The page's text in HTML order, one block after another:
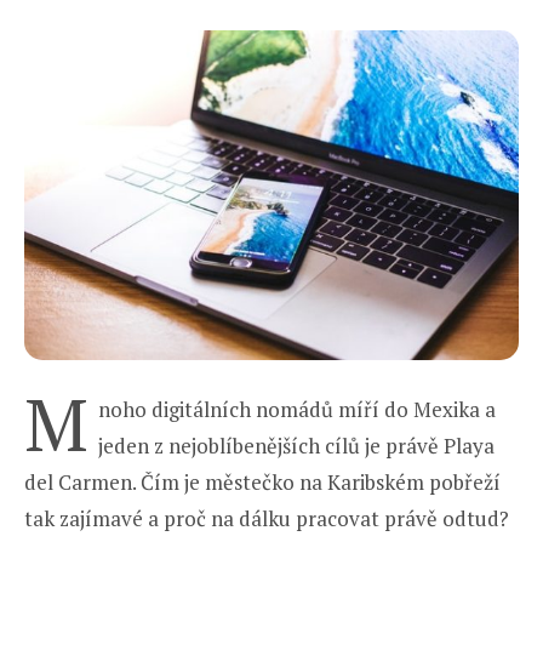
M noho digitálních nomádů míří do Mexika a
jeden z nejoblíbenějších cílů je právě Playa
del Carmen. Čím je městečko na Karibském pobřeží
tak zajímavé a proč na dálku pracovat právě odtud?